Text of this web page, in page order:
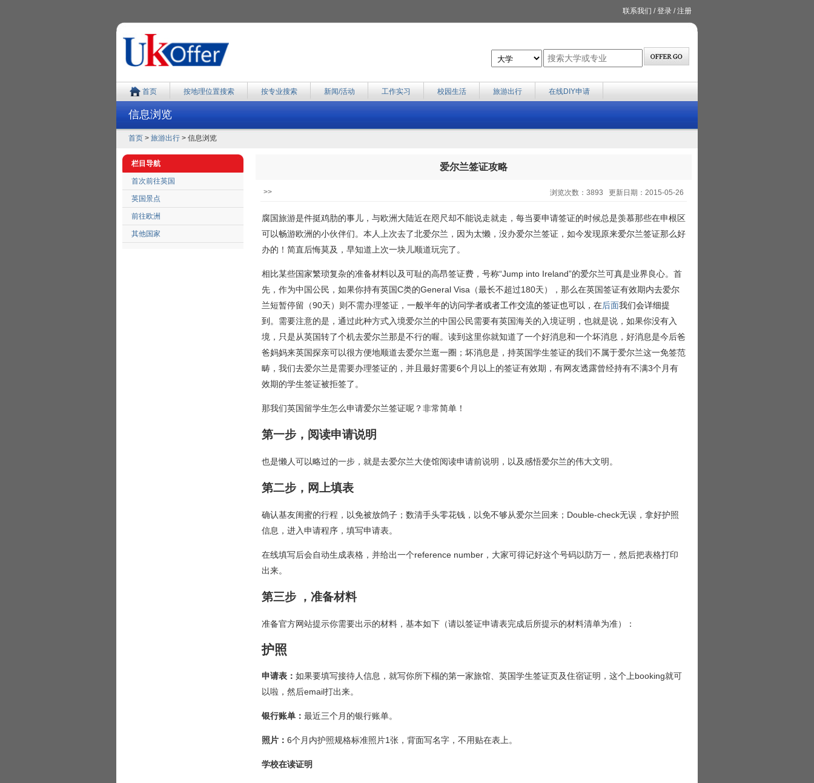
联系我们 /登录 /注册
首页 按地理位置搜索 按专业搜索 新闻/活动 工作实习 校园生活 旅游出行 在线DIY申请
信息浏览
首页 > 旅游出行 > 信息浏览
栏目导航
首次前往英国
英国景点
前往欧洲
其他国家
爱尔兰签证攻略
>> 浏览次数：3893 更新日期：2015-05-26
腐国旅游是件挺鸡肋的事儿，与欧洲大陆近在咫尺却不能说走就走，每当要申请签证的时候总是羡慕那些在申根区
可以畅游欧洲的小伙伴们。本人上次去了北爱尔兰，因为太懒，没办爱尔兰签证，如今发现原来爱尔兰签证那么好
办的！简直后悔莫及，早知道上次一块儿顺道玩完了。
相比某些国家繁琐复杂的准备材料以及可耻的高昂签证费，号称“Jump into Ireland”的爱尔兰可真是业界良心。首
先，作为中国公民，如果你持有英国C类的General Visa（最长不超过180天），那么在英国签证有效期内去爱尔
兰短暂停留（90天）则不需办理签证， 一般半年的访问学者或者工作交流的签证也可以，在后面我们会详细提
到。 需要注意的是，通过此种方式入境爱尔兰的中国公民需要有英国海关的入境证明，也就是说，如果你没有入
境，只是从英国转了个机去爱尔兰那是不行的喔。读到这里你就知道了一个好消息和一个坏消息，好消息是今后爸
爸妈妈来英国探亲可以很方便地顺道去爱尔兰逛一圈；坏消息是，持英国学生签证的我们不属于爱尔兰这一免签范
畴，我们去爱尔兰是需要办理签证的，并且最好需要6个月以上的签证有效期，有网友透露曾经持有不满3个月有
效期的学生签证被拒签了。
那我们英国留学生怎么申请爱尔兰签证呢？非常简单！
第一步，阅读申请说明
也是懒人可以略过的一步，就是去爱尔兰大使馆阅读申请前说明，以及感悟爱尔兰的伟大文明。
第二步，网上填表
确认基友闺蜜的行程，以免被放鸽子；数清手头零花钱，以免不够从爱尔兰回来；Double-check无误，拿好护照
信息，进入申请程序，填写申请表。
在线填写后会自动生成表格，并给出一个reference number，大家可得记好这个号码以防万一，然后把表格打印
出来。
第三步 ，准备材料
准备官方网站提示你需要出示的材料，基本如下（请以签证申请表完成后所提示的材料清单为准）：
护照
申请表： 如果要填写接待人信息，就写你所下榻的第一家旅馆、英国学生签证页及住宿证明，这个上booking就可
以啦，然后email打出来。
银行账单： 最近三个月的银行账单。
照片： 6个月内护照规格标准照片1张，背面写名字，不用贴在表上。
学校在读证明